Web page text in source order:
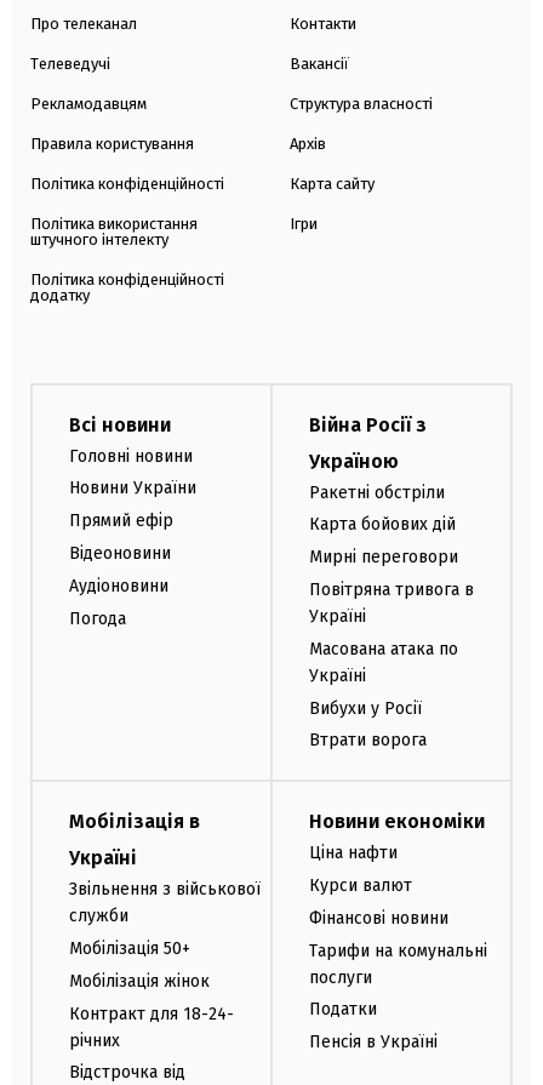
Про телеканал
Телеведучі
Рекламодавцям
Правила користування
Політика конфіденційності
Політика використання
штучного інтелекту
Політика конфіденційності
додатку
Контакти
Вакансії
Структура власності
Архів
Карта сайту
Ігри
Всі новини
Головні новини
Новини України
Прямий ефір
Відеоновини
Аудіоновини
Погода
Війна Росії з
Україною
Ракетні обстріли
Карта бойових дій
Мирні переговори
Повітряна тривога в
Україні
Масована атака по
Україні
Вибухи у Росії
Втрати ворога
Мобілізація в
Україні
Звільнення з військової
служби
Мобілізація 50+
Мобілізація жінок
Контракт для 18-24-
річних
Відстрочка від
Новини економіки
Ціна нафти
Курси валют
Фінансові новини
Тарифи на комунальні
послуги
Податки
Пенсія в Україні